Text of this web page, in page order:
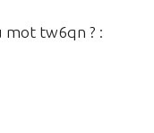
mot tw6qn ? :